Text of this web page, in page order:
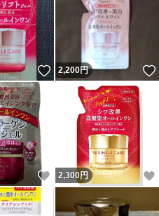
いいね！
2,200円
いいね！
2,300円